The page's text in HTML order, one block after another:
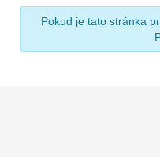
Pokud je tato stránka